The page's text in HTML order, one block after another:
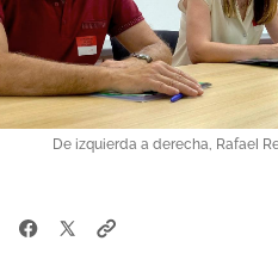
De izquierda a derecha, Rafael